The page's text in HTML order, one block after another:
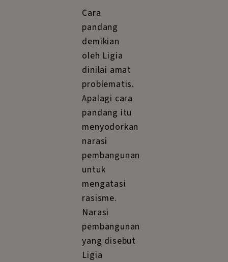
Cara
pandang
demikian
oleh Ligia
dinilai amat
problematis.
Apalagi cara
pandang itu
menyodorkan
narasi
pembangunan
untuk
mengatasi
rasisme.
Narasi
pembangunan
yang disebut
Ligia